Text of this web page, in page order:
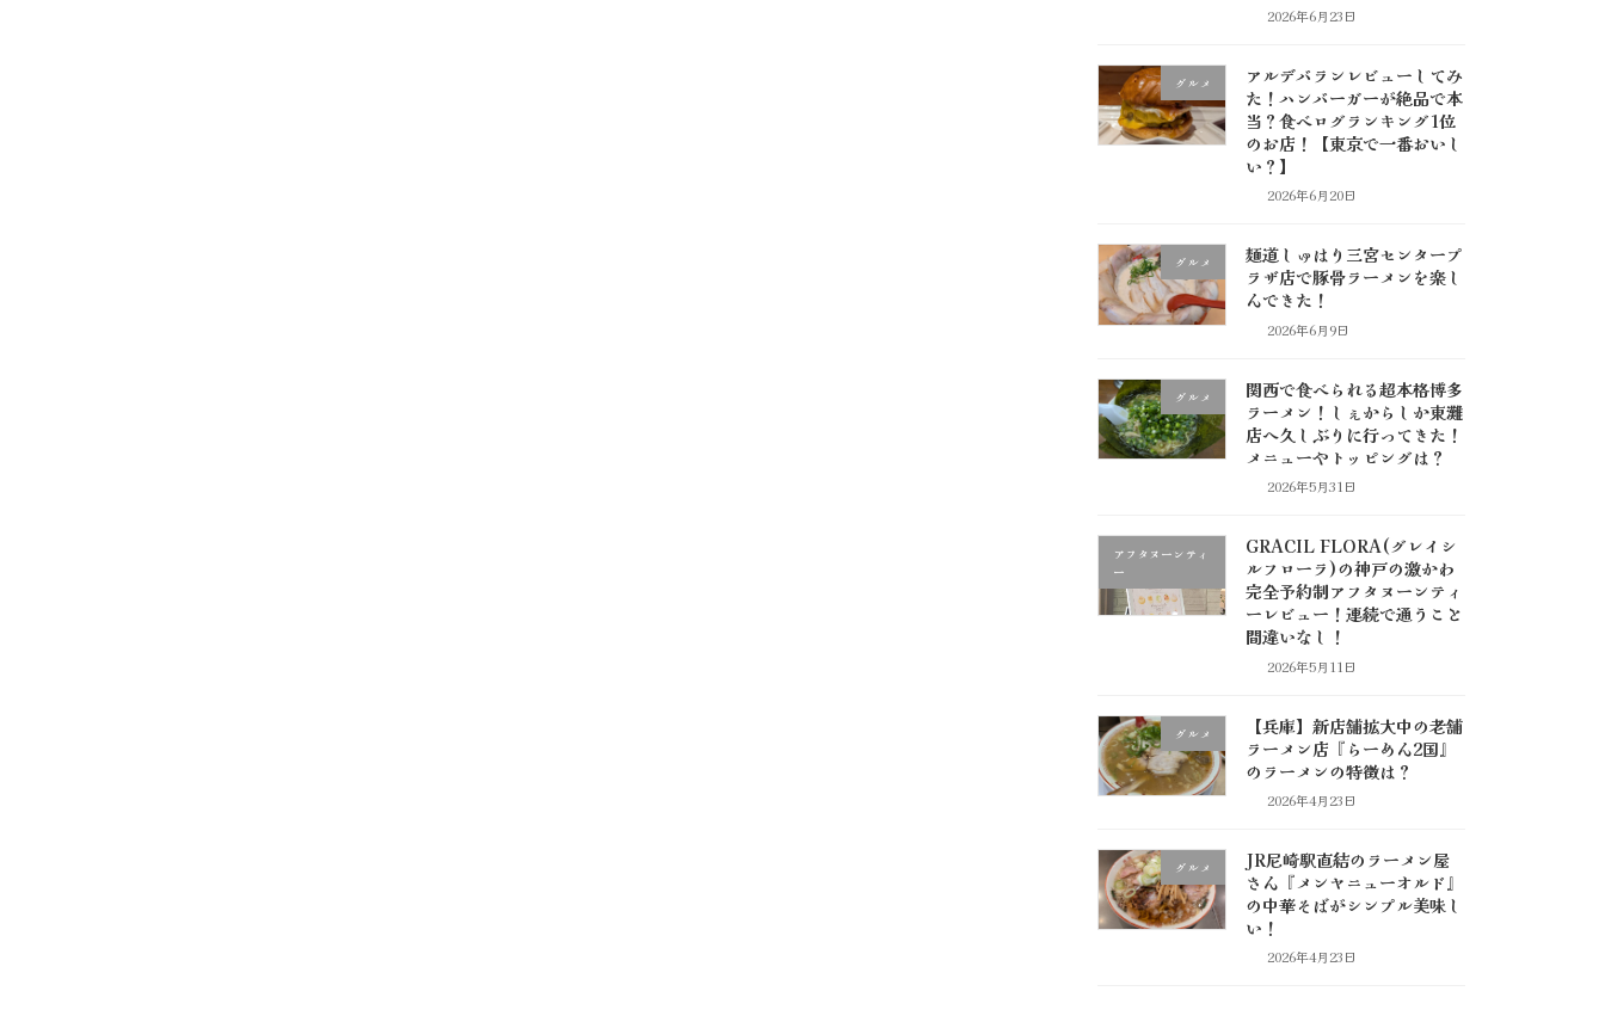
2026年6月23日
グルメ
アルデバランレビューしてみ
た！ハンバーガーが絶品で本
当？食べログランキング1位
のお店！【東京で一番おいし
い？】
2026年6月20日
グルメ
麺道しゅはり三宮センタープ
ラザ店で豚骨ラーメンを楽し
んできた！
2026年6月9日
グルメ
関西で食べられる超本格博多
ラーメン！しぇからしか東灘
店へ久しぶりに行ってきた！
メニューやトッピングは？
2026年5月31日
アフタヌーンティ
ー
GRACIL FLORA(グレイシ
ルフローラ)の神戸の激かわ
完全予約制アフタヌーンティ
ーレビュー！連続で通うこと
間違いなし！
2026年5月11日
グルメ
【兵庫】新店舗拡大中の老舗
ラーメン店『らーめん2国』
のラーメンの特徴は？
2026年4月23日
グルメ
JR尼崎駅直結のラーメン屋
さん『メンヤニューオルド』
の中華そばがシンプル美味し
い！
2026年4月23日